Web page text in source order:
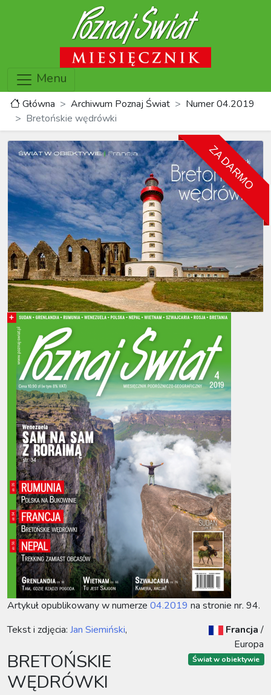
Menu
Główna Archiwum Poznaj Świat
Numer 04.2019
Bretońskie wędrówki
ZA DARMO
Artykuł opublikowany w numerze 04.2019 na stronie nr. 94.
Tekst i zdjęcia: Jan Siemiński,
BRETOŃSKIE
WĘDRÓWKI
Francja /
Europa
Świat w obiektywie